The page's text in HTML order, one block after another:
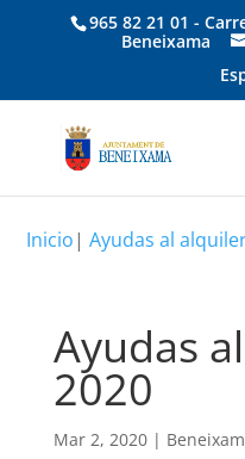
965 82 21 01 -
Beneixama
Inicio|Ayudas al
Ayudas
2020
Mar 2, 2020|